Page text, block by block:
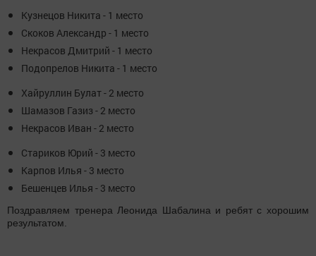
Кузнецов Никита - 1 место
Скоков Александр - 1 место
Некрасов Дмитрий - 1 место
Подопрелов Никита - 1 место
Хайруллин Булат - 2 место
Шамазов Газиз - 2 место
Некрасов Иван - 2 место
Стариков Юрий - 3 место
Карпов Илья - 3 место
Бешенцев Илья - 3 место
Поздравляем тренера Леонида Шабалина и ребят с хорошим
результатом.